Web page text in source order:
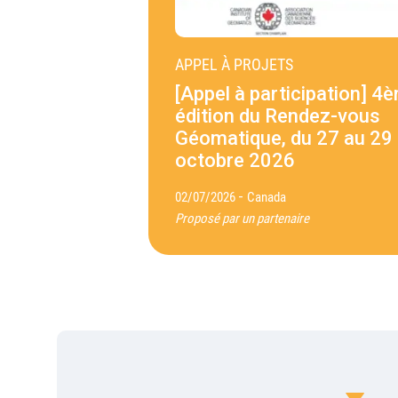
APPEL À PROJETS
[Appel à participation]
édition du Rendez-vous
Géomatique, du 27 au 29
octobre 2026
02/07/2026 - Canada
Proposé par un partenaire